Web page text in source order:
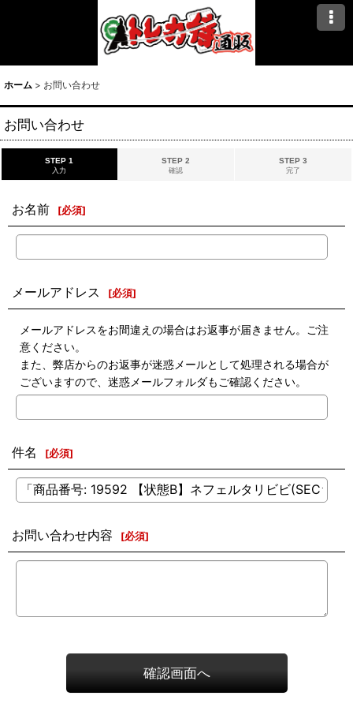
ホーム > お問い合わせ
お問い合わせ
STEP 1
入力
STEP 2
確認
STEP 3
完了
お名前 [必須]
メールアドレス [必須]
メールアドレスをお間違えの場合はお返事が届きません。ご注
意ください。
また、弊店からのお返事が迷惑メールとして処理される場合が
ございますので、迷惑メールフォルダもご確認ください。
件名 [必須]
お問い合わせ内容 [必須]
確認画面へ